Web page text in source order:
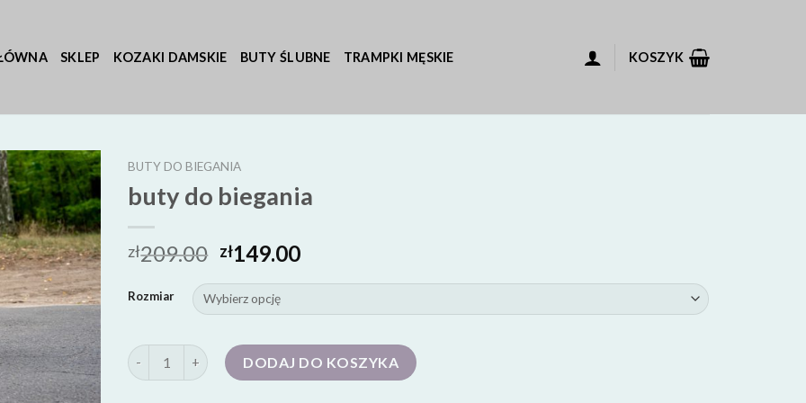
SKLEP KOZAKI DAMSKIE BUTY ŚLUBNE TRAMPKI MĘSKIE KOSZYK
BUTY DO BIEGANIA
buty do biegania
zł209.00 zł149.00
Rozmiar
ilość buty do bieganiaDODAJ DO KOSZYKA